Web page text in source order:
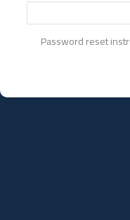
Password reset